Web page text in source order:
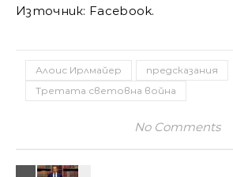
Източник: Facebook.
Алоис Ирлмайер
предсказания
Третата световна война
No Comments